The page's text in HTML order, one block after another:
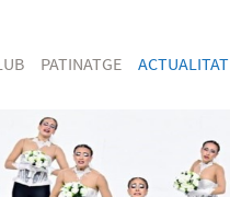
PATINATGE ACTUALITAT